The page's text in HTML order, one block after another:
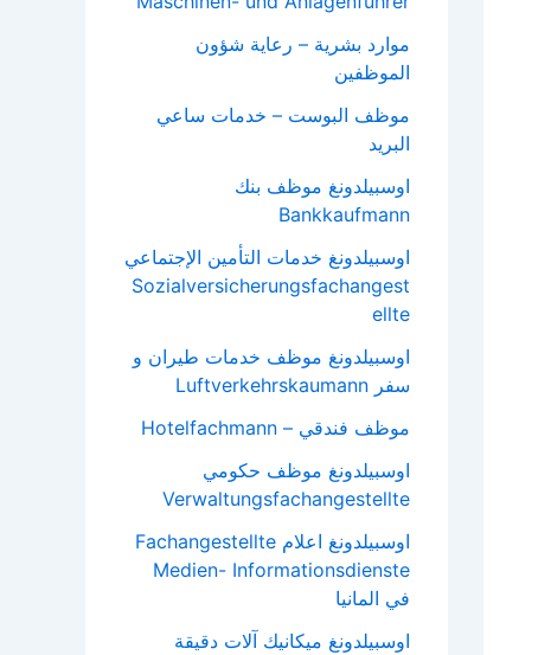
موارد بشرية – رعاية شؤون
الموظفين
موظف البوست – خدمات ساعي
البريد
اوسبيلدونغ موظف بنك
Bankkaufmann
اوسبيلدونغ خدمات التأمين الإجتماعي
Sozialversicherungsfachangest
ellte
اوسبيلدونغ موظف خدمات طيران و
سفر Luftverkehrskaumann
موظف فندقي – Hotelfachmann
اوسبيلدونغ موظف حكومي
Verwaltungsfachangestellte
اوسبيلدونغ اعلام Fachangestellte
Medien- Informationsdienste
في المانيا
اوسبيلدونغ ميكانيك آلات دقيقة